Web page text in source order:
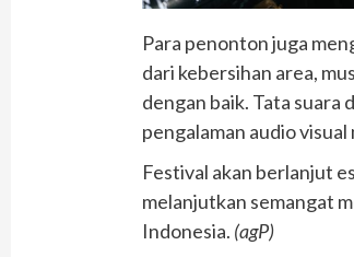
Para penonton juga
dari kebersihan area,
dengan baik. Tata suara
pengalaman audio
Festival akan berlanjut
melanjutkan semangat
Indonesia. (agP)